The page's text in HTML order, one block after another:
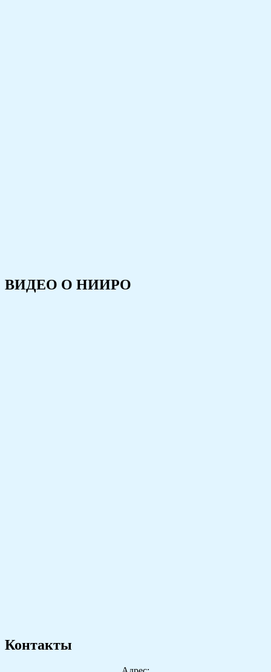
ВИДЕО О НИИРО
Контакты